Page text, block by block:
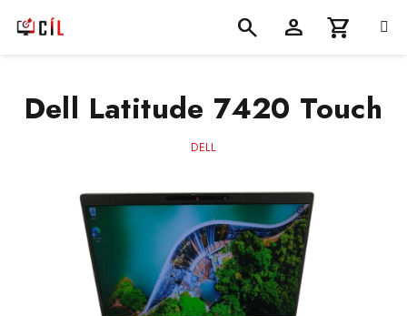
košík
Dell Latitude 7420 Touch
DELL